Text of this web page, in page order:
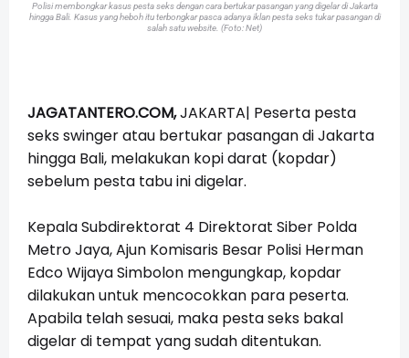
Polisi membongkar kasus pesta seks dengan cara bertukar pasangan yang digelar di Jakarta
hingga Bali. Kasus yang heboh itu terbongkar pasca adanya iklan pesta seks tukar pasangan di
salah satu website. (Foto: Net)
JAGATANTERO.COM,JAKARTA| Peserta pesta
seks swinger atau bertukar pasangan di Jakarta
hingga Bali, melakukan kopi darat (kopdar)
sebelum pesta tabu ini digelar.
Kepala Subdirektorat 4 Direktorat Siber Polda
Metro Jaya, Ajun Komisaris Besar Polisi Herman
Edco Wijaya Simbolon mengungkap, kopdar
dilakukan untuk mencocokkan para peserta.
Apabila telah sesuai, maka pesta seks bakal
digelar di tempat yang sudah ditentukan.